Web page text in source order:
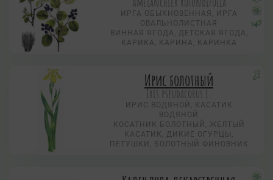
ИРГА ОБЫКНОВЕННАЯ, ИРГА
ОВАЛЬНОЛИСТНАЯ
ВИННАЯ ЯГОДА, ДЕТСКАЯ ЯГОДА,
КАРИКА, КАРИНА, КАРИНКА
Ирис болотный
Iris pseudacorus L.
ИРИС ВОДЯНОЙ, КАСАТИК
ВОДЯНОЙ
КОСАТНИК БОЛОТНЫЙ, ЖЕЛТЫЙ
КАСАТИК, ДИКИЕ ОГУРЦЫ,
ПЕТУШКИ, БОЛОТНЫЙ ФИНОВНИК